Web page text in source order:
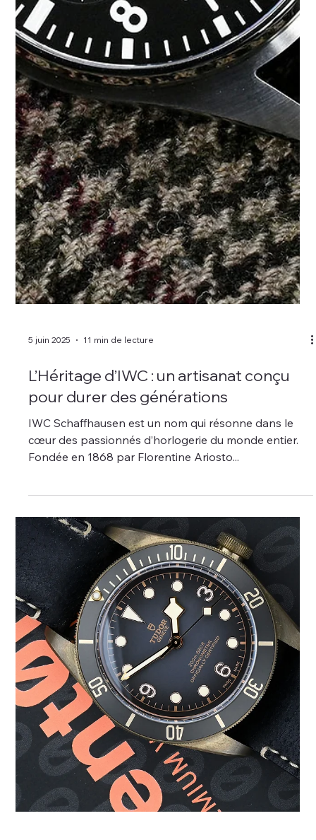
5 juin 2025 11 min de lecture
pour durer des générations
IWC Schaffhausen est un nom qui résonne dans le
cœur des passionnés d’horlogerie du monde entier.
Fondée en 1868 par Florentine Ariosto...